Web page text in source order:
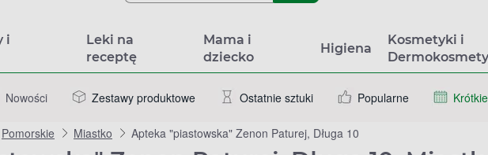
i
Leki na
receptę
Mama i
dziecko
Higiena
Kosmetyki i
Nowości Zestawy produktowe Ostatnie sztuki Popularne
Pomorskie Miastko Apteka "piastowska" Zenon Paturej, Długa 10